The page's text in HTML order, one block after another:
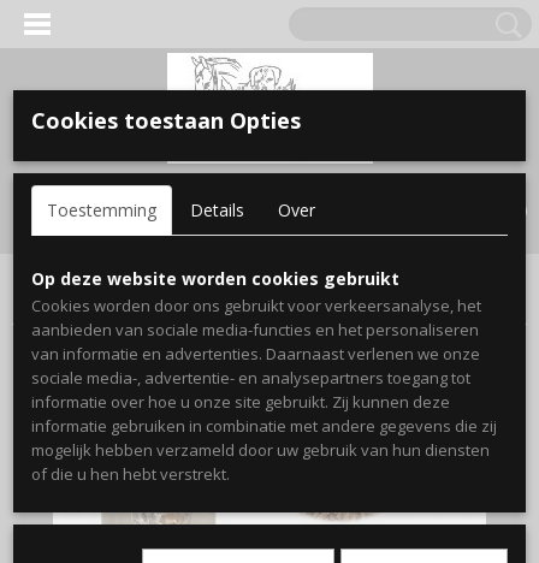
Inloggen Registreren
(0)
Home >Boerderij dier>Kleine herkauwers>Deli Nature
Caprix onderhoud pellet 20 kg
Cookies toestaan Opties
Toestemming Details Over
Op deze website worden cookies gebruikt
Cookies worden door ons gebruikt voor verkeersanalyse, het
aanbieden van sociale media-functies en het personaliseren
van informatie en advertenties. Daarnaast verlenen we onze
sociale media-, advertentie- en analysepartners toegang tot
informatie over hoe u onze site gebruikt. Zij kunnen deze
informatie gebruiken in combinatie met andere gegevens die zij
mogelijk hebben verzameld door uw gebruik van hun diensten
of die u hen hebt verstrekt.